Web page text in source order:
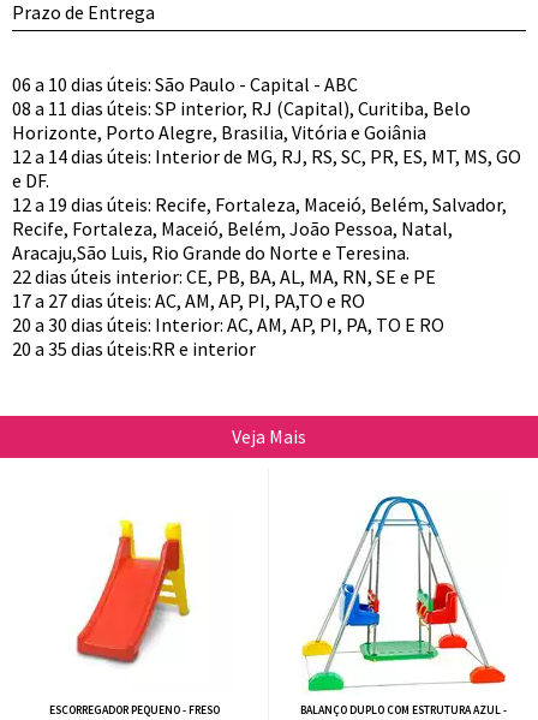
Prazo de Entrega
06 a 10 dias úteis: São Paulo - Capital - ABC
08 a 11 dias úteis: SP interior, RJ (Capital), Curitiba, Belo
Horizonte, Porto Alegre, Brasilia, Vitória e Goiânia
12 a 14 dias úteis: Interior de MG, RJ, RS, SC, PR, ES, MT, MS, GO
e DF.
12 a 19 dias úteis: Recife, Fortaleza, Maceió, Belém, Salvador,
Recife, Fortaleza, Maceió, Belém, João Pessoa, Natal,
Aracaju,São Luis, Rio Grande do Norte e Teresina.
22 dias úteis interior: CE, PB, BA, AL, MA, RN, SE e PE
17 a 27 dias úteis: AC, AM, AP, PI, PA,TO e RO
20 a 30 dias úteis: Interior: AC, AM, AP, PI, PA, TO E RO
20 a 35 dias úteis:RR e interior
Veja Mais
ESCORREGADOR PEQUENO - FRESO
BALANÇO DUPLO COM ESTRUTURA AZUL -